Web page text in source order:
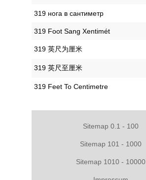
‎319 нога в сантиметр
‎319 Foot Sang Xentimét
‎319 英尺为厘米
‎319 英尺至厘米
‎319 Feet To Centimetre
Sitemap 0.1 - 100
Sitemap 101 - 1000
Sitemap 1010 - 10000